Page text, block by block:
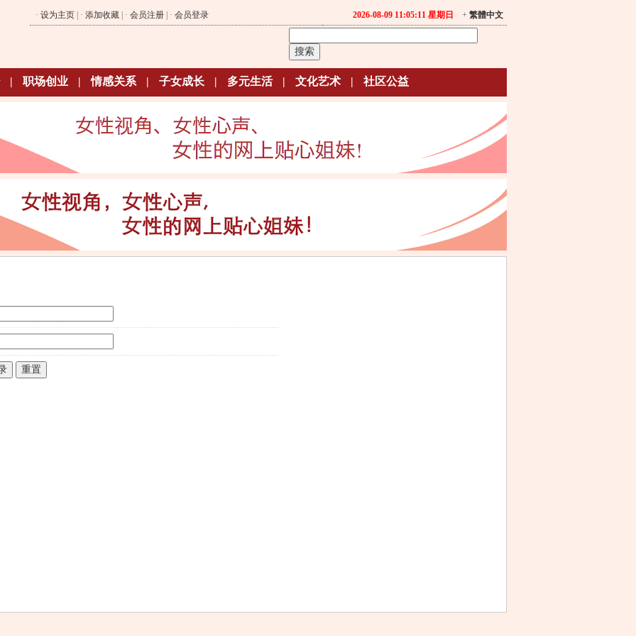
· 设为主页 | · 添加收藏 | · 会员注册 | · 会员登录 2026-08-09 11:05:11 星期日 + 繁體中文
| 职场创业 | 情感关系 | 子女成长 | 多元生活 | 文化艺术 | 社区公益